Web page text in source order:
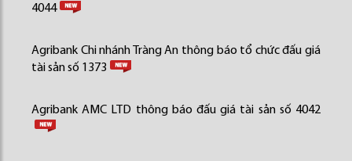
4044
Agribank Chi nhánh Tràng An thông báo tổ chức đấu giá
tài sản số 1373
Agribank AMC LTD thông báo đấu giá tài sản số 4042